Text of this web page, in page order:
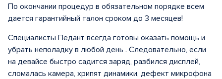
По окончании процедур в обязательном порядке всем
дается гарантийный талон сроком до 3 месяцев!
Специалисты Педант всегда готовы оказать помощь и
убрать неполадку в любой день . Следовательно, если
на девайсе быстро садится заряд, разбился дисплей,
сломалась камера, хрипят динамики, дефект микрофона